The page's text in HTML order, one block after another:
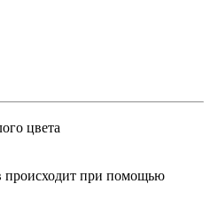
цвета
происходит при помощью